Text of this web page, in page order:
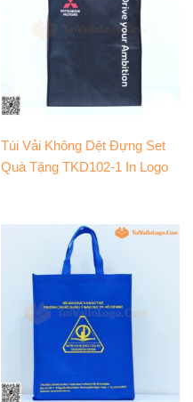
Túi Vải Không Dệt Đựng Set
Quà Tặng TKD102-1 In Logo